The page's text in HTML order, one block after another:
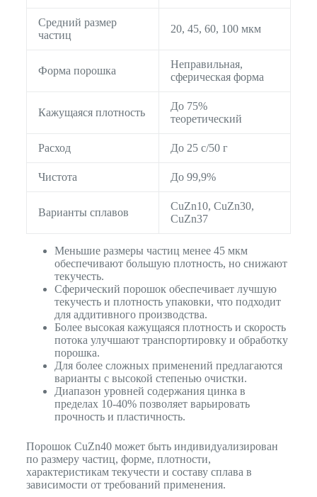
Средний размер
частиц
20, 45, 60, 100 мкм
Форма порошка
Неправильная,
сферическая форма
Кажущаяся плотность
До 75%
теоретический
Расход До 25 с/50 г
Чистота До 99,9%
Варианты сплавов
CuZn10, CuZn30,
CuZn37
Меньшие размеры частиц менее 45 мкм
обеспечивают большую плотность, но снижают
текучесть.
Сферический порошок обеспечивает лучшую
текучесть и плотность упаковки, что подходит
для аддитивного производства.
Более высокая кажущаяся плотность и скорость
потока улучшают транспортировку и обработку
порошка.
Для более сложных применений предлагаются
варианты с высокой степенью очистки.
Диапазон уровней содержания цинка в
пределах 10-40% позволяет варьировать
прочность и пластичность.
Порошок CuZn40 может быть индивидуализирован
по размеру частиц, форме, плотности,
характеристикам текучести и составу сплава в
зависимости от требований применения.